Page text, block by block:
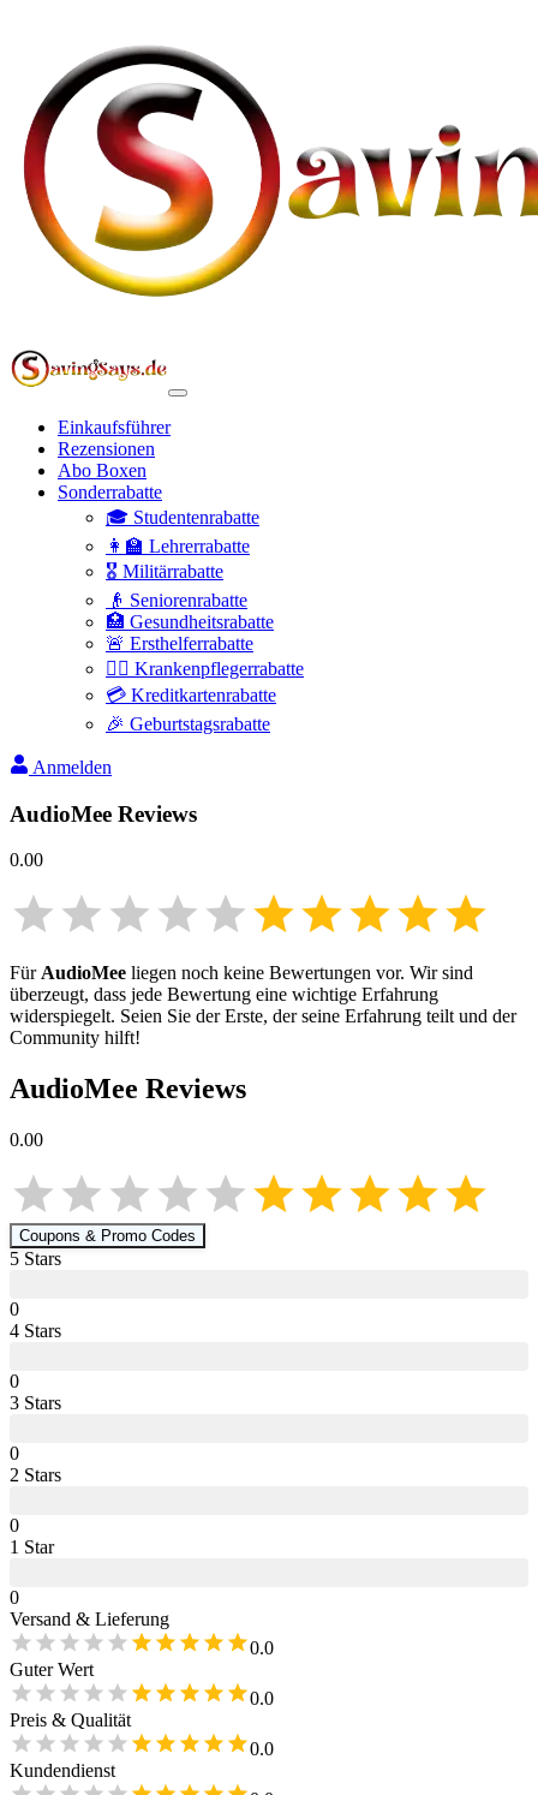
Einkaufsführer
Rezensionen
Abo Boxen
Sonderrabatte
🎓 Studentenrabatte
👩‍🏫 Lehrerrabatte
🎖️ Militärrabatte
👴 Seniorenrabatte
🏥 Gesundheitsrabatte
🚨 Ersthelferrabatte
👩‍⚕️ Krankenpflegerrabatte
💳 Kreditkartenrabatte
🎉 Geburtstagsrabatte
Anmelden
AudioMee Reviews
0.00
FürAudioMee liegen noch keine Bewertungen vor. Wir sind
überzeugt, dass jede Bewertung eine wichtige Erfahrung
widerspiegelt. Seien Sie der Erste, der seine Erfahrung teilt und der
Community hilft!
AudioMee Reviews
0.00
Coupons & Promo Codes
5 Stars
0
4 Stars
0
3 Stars
0
2 Stars
0
1 Star
0
Versand & Lieferung
0.0
Guter Wert
0.0
Preis & Qualität
0.0
Kundendienst